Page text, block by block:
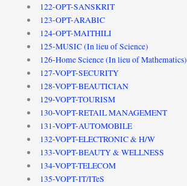
122-OPT-SANSKRIT
123-OPT-ARABIC
124-OPT-MAITHILI
125-MUSIC (In lieu of Science)
126-Home Science (In lieu of Mathematics)
127-VOPT-SECURITY
128-VOPT-BEAUTICIAN
129-VOPT-TOURISM
130-VOPT-RETAIL MANAGEMENT
131-VOPT-AUTOMOBILE
132-VOPT-ELECTRONIC & H/W
133-VOPT-BEAUTY & WELLNESS
134-VOPT-TELECOM
135-VOPT-IT/ITeS